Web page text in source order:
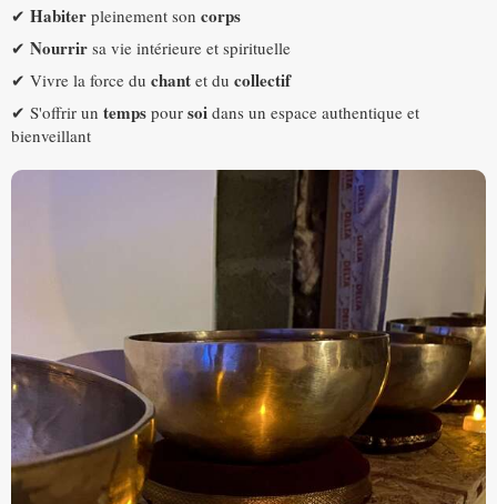
✔ Habiter pleinement son corps
✔ Nourrir sa vie intérieure et spirituelle
✔ Vivre la force du chant et du collectif
✔ S'offrir un temps pour soi dans un espace authentique et
bienveillant